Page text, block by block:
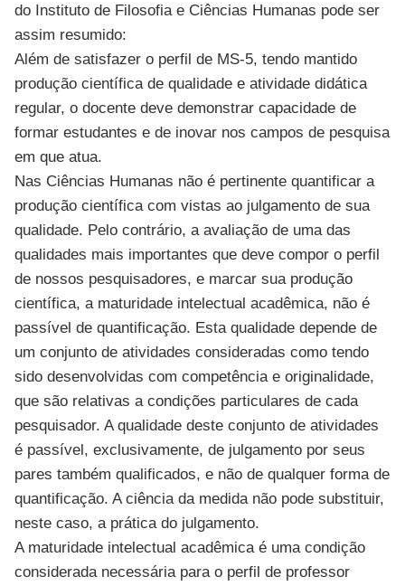
do Instituto de Filosofia e Ciências Humanas pode ser
assim resumido:
Além de satisfazer o perfil de MS-5, tendo mantido
produção científica de qualidade e atividade didática
regular, o docente deve demonstrar capacidade de
formar estudantes e de inovar nos campos de pesquisa
em que atua.
Nas Ciências Humanas não é pertinente quantificar a
produção científica com vistas ao julgamento de sua
qualidade. Pelo contrário, a avaliação de uma das
qualidades mais importantes que deve compor o perfil
de nossos pesquisadores, e marcar sua produção
científica, a maturidade intelectual acadêmica, não é
passível de quantificação. Esta qualidade depende de
um conjunto de atividades consideradas como tendo
sido desenvolvidas com competência e originalidade,
que são relativas a condições particulares de cada
pesquisador. A qualidade deste conjunto de atividades
é passível, exclusivamente, de julgamento por seus
pares também qualificados, e não de qualquer forma de
quantificação. A ciência da medida não pode substituir,
neste caso, a prática do julgamento.
A maturidade intelectual acadêmica é uma condição
considerada necessária para o perfil de professor